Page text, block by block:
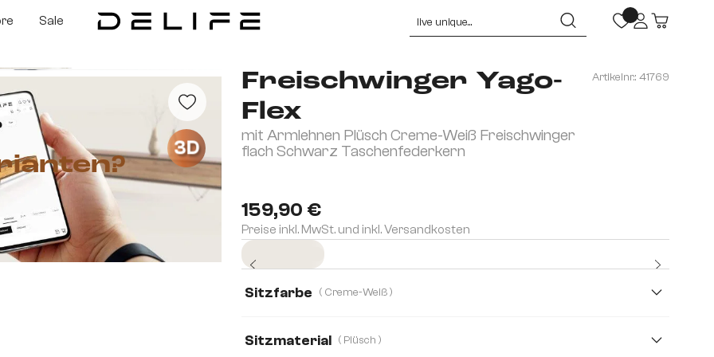
Sale
Freischwinger Yago-
Flex
mit Armlehnen Plüsch Creme-Weiß Freischwinger
flach Schwarz Taschenfederkern
Artikelnr.: 41769
159,90 €
Preise inkl. MwSt. und inkl. Versandkosten
Sitzfarbe ( Creme-Weiß )
Sitzmaterial ( Plüsch )
3D